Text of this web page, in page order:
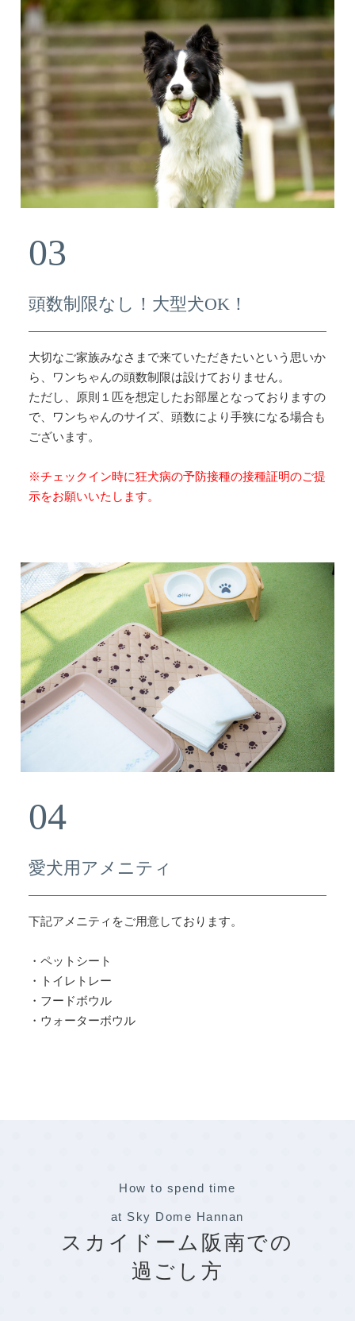
03
頭数制限なし！大型犬OK！
大切なご家族みなさまで来ていただきたいという思いか
ら、ワンちゃんの頭数制限は設けておりません。
ただし、原則１匹を想定したお部屋となっておりますの
で、ワンちゃんのサイズ、頭数により手狭になる場合も
ございます。
※チェックイン時に狂犬病の予防接種の接種証明のご提
示をお願いいたします。
04
愛犬用アメニティ
下記アメニティをご用意しております。
・ペットシート
・トイレトレー
・フードボウル
・ウォーターボウル
How to spend time
at Sky Dome Hannan
スカイドーム阪南での
過ごし方